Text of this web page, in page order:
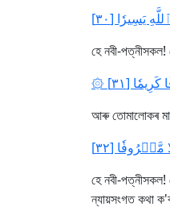
[٣٠]
হে নবী-
[٣١]
আৰু তোমালোকৰ
[٣٢]
হে নবী-
ন্যায়সংগত কথা